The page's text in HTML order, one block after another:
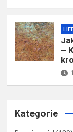
–
Kategorie